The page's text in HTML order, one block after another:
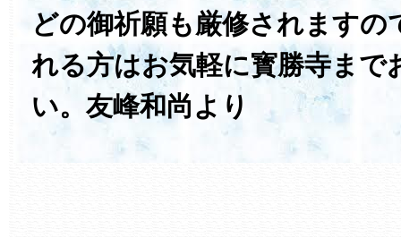
どの御祈願も厳修されますの
れる方はお気軽に寳勝寺まで
い。友峰和尚より